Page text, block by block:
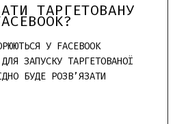
ТАРГЕТОВАНУ
У FACEBOOK
ДЛЯ ЗАПУСКУ ТАРГЕТОВАНОЇ
БУДЕ РОЗВ’ЯЗАТИ